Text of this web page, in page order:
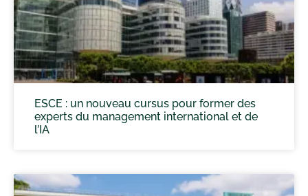
ESCE : un nouveau cursus pour former des
experts du management international et de
l’IA